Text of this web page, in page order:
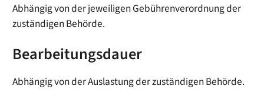
Abhängig von der jeweiligen Gebührenverordnung der
zuständigen Behörde.
Bearbeitungsdauer
Abhängig von der Auslastung der zuständigen Behörde.